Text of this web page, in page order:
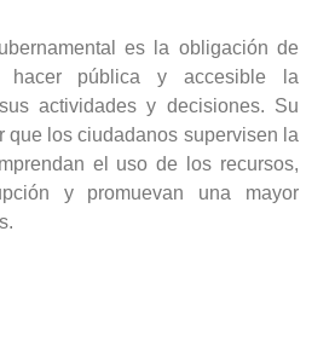
es la obligación de
hacer pública y accesible la
actividades y decisiones. Su
que los ciudadanos supervisen la
el uso de los recursos,
y promuevan una mayor